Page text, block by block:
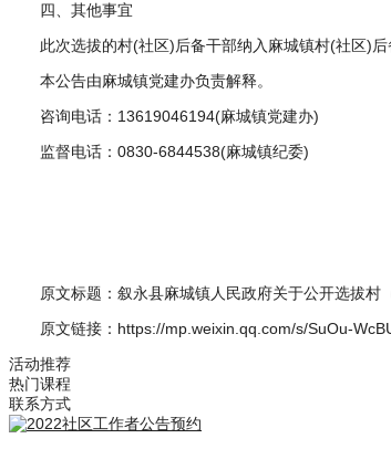
四、其他事宜
此次选拔的村(社区)后备干部纳入麻城镇村(社区)
本公告由麻城镇党建办负责解释。
咨询电话：13619046194(麻城镇党建办)
监督电话：0830-6844538(麻城镇纪委)
原文标题：叙永县麻城镇人民政府关于公开选拔村
原文链接：https://mp.weixin.qq.com/s/SuOu-
活动推荐
热门课程
联系方式